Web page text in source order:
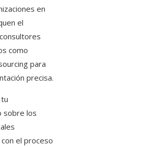
en
el
como
para
precisa.
sobre los
el proceso